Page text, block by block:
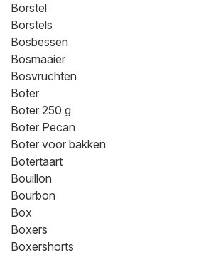
Borstel
Borstels
Bosbessen
Bosmaaier
Bosvruchten
Boter
Boter 250 g
Boter Pecan
Boter voor bakken
Botertaart
Bouillon
Bourbon
Box
Boxers
Boxershorts